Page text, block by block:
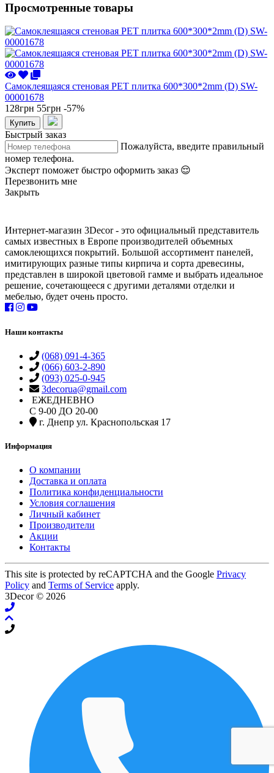
Просмотренные товары
Самоклеящаяся стеновая PET плитка 600*300*2mm (D) SW-
00001678
128грн 55грн -57%
Купить
Быстрый заказ
Пожалуйста, введите правильный
номер телефона.
Эксперт поможет быстро оформить заказ 😌
Перезвонить мне
Закрыть
Интернет-магазин 3Decor - это официальный представитель
самых известных в Европе производителей объемных
самоклеющихся покрытий. Большой ассортимент панелей,
имитирующих разные типы кирпича и сорта древесины,
представлен в широкой цветовой гамме и выбрать идеальное
решение, сочетающееся с другими деталями отделки и
мебелью, будет очень просто.
Наши контакты
(068) 091-4-365
(066) 603-2-890
(093) 025-0-945
3decorua@gmail.com
ЕЖЕДНЕВНО
С 9-00 ДО 20-00
г. Днепр ул. Краснопольская 17
Информация
О компании
Доставка и оплата
Политика конфиденциальности
Условия соглашения
Личный кабинет
Производители
Акции
Контакты
This site is protected by reCAPTCHA and the Google Privacy
Policy and Terms of Service apply.
3Decor © 2026